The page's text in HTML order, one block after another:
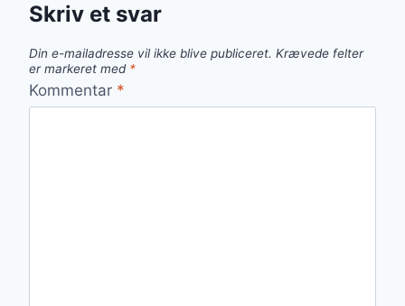
Skriv et svar
Din e-mailadresse vil ikke blive publiceret. Krævede felter
er markeret med *
Kommentar *